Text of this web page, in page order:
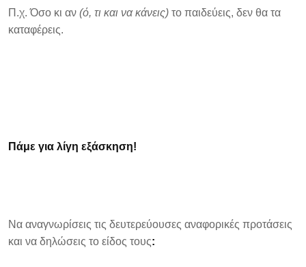
Π.χ. Όσο κι αν (ό, τι και να κάνεις) το παιδεύεις, δεν θα τα
καταφέρεις.
Πάμε για λίγη εξάσκηση!
Να αναγνωρίσεις τις δευτερεύουσες αναφορικές προτάσεις
και να δηλώσεις το είδος τους: